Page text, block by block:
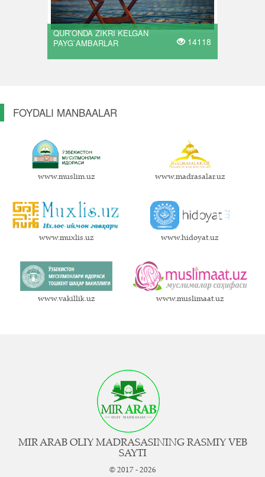
QUR’ONDA ZIKRI KELGAN
PAYG`AMBARLAR
14118
FOYDALI MANBAALAR
www.muslim.uz www.madrasalar.uz
www.muxlis.uz www.hidoyat.uz
www.vakillik.uz www.muslimaat.uz
MIR ARAB OLIY MADRASASINING RASMIY VEB
SAYTI
© 2017 - 2026